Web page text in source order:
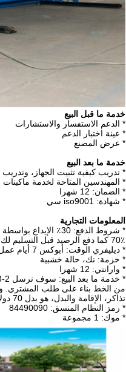
خدمة ما قبل البيع
* الدعم الاستفسار والاستشارات
* عينة اختبار الدعم
* عرض المصنع
خدمة ما بعد البيع
* تدريب كيفية تثبيت الجهاز، وتدريب
* المهندسين المتاحة لخدمة ماكينات
* الضمان: 12 شهرا
* شهادة: iso9001 سي
المعلومات التجارية
* شروط الدفع: 30٪ الإيداع بواسطة ت، لك، ويسترن يونيون، مونيغرام
70٪ كما دفع الرصيد قبل التسليم لك
* ديليفري الوقت: أبوكس 7 أيام عمل بعد استلام بقية الدفع
* حزمة: نك، حالة خشبية
* وارانتي: 12 شهرا
* خدمة ما بعد البيع: سوف نرسل 2-3 العمال للقيام التثبيت والتكليف
من الخط بناء على طلب المشتري.
تذاكر، الإقامة والبدل، هو بدل 70 دولار / شخص / يوم
* رمز النظام المنسق: 84490090
* موك: 1 مجموعة